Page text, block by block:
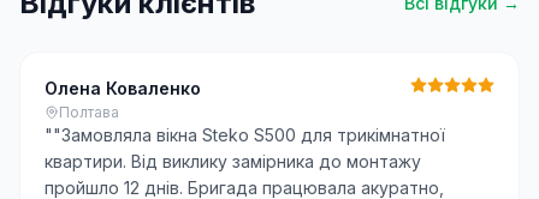
Олена Коваленко
Полтава
""Замовляла вікна Steko S500 для трикімнатної
квартири. Від виклику замірника до монтажу
пройшло 12 днів. Бригада працювала акуратно,